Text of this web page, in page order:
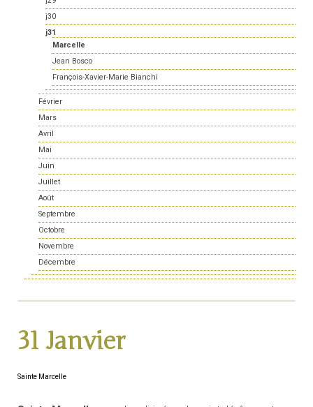
j30
j31
Marcelle
Jean Bosco
François-Xavier-Marie Bianchi
Février
Mars
Avril
Mai
Juin
Juillet
Août
Septembre
Octobre
Novembre
Décembre
31 Janvier
Sainte Marcelle